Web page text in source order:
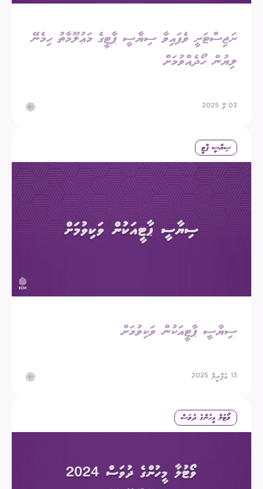
ރަޖިސްޓަރީ ވެފައިވާ ސިޔާސީ ޕާޓީގެ މަޢުލޫމާތު ހިމެނޭ
ލިޔުން ހޯދެއްވުމަށް
03 މޭ 2025
ސިޔާސީ ޕާޓީ
ސިޔާސީ ޕާޓީއަކުން ވަކިވުމަށް
13 އެޕްރީލް 2025
ވޯޓުލާ މީހުންގެ ދުވަސް